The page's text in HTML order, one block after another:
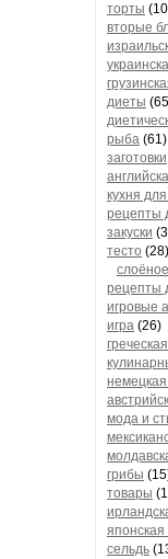
торты
вторые
диеты
рыба (61)
заготовки
кухня
рецепты
закуски
тесто (28)
рецепты
игровые
игра (26)
немецкая
мода и
грибы
товары
японская
сельдь